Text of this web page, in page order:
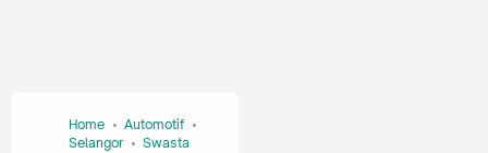
Home
Automotif
Selangor
Swasta